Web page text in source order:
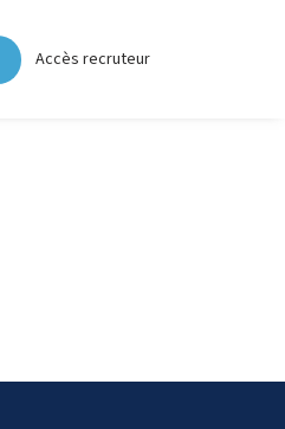
Accès recruteur